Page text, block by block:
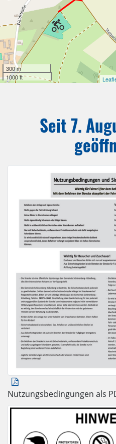
300 m
1000 ft
Seit 7.
Nutzungsbedingungen als